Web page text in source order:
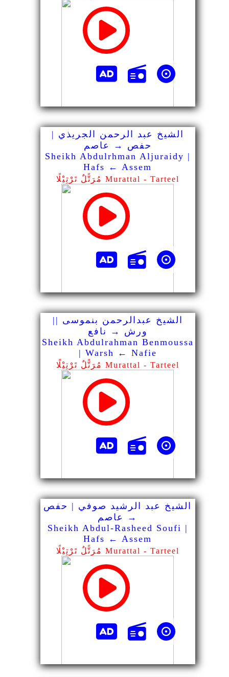
الشيخ عبد الرحمن الجريذي |
حفص → عاصم
Sheikh Abdulrhman Aljuraidy |
Hafs ← Assem
مُرَتًّلٌ تَرْتِيْلًا Murattal - Tarteel
الشيخ عبدالرحمن بنموسى ||
ورش → نافع
Sheikh Abdulrahman Benmoussa
| Warsh ← Nafie
مُرَتًّلٌ تَرْتِيْلًا Murattal - Tarteel
الشيخ عبد الرشيد صوفي | حفص
→ عاصم
Sheikh Abdul-Rasheed Soufi |
Hafs ← Assem
مُرَتًّلٌ تَرْتِيْلًا Murattal - Tarteel